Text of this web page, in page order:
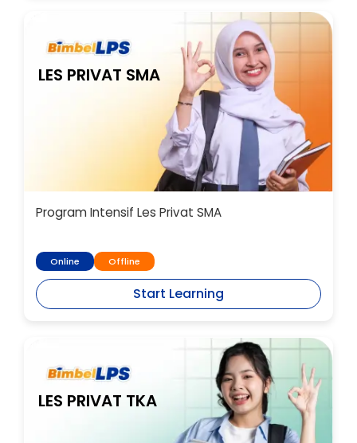
LES PRIVAT SMA
Program Intensif Les Privat SMA
Online Offline
Start Learning
LES PRIVAT TKA